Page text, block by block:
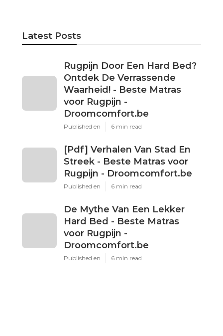
Latest Posts
Rugpijn Door Een Hard Bed?
Ontdek De Verrassende
Waarheid! - Beste Matras
voor Rugpijn -
Droomcomfort.be
Published en 6 min read
[Pdf] Verhalen Van Stad En
Streek - Beste Matras voor
Rugpijn - Droomcomfort.be
Published en 6 min read
De Mythe Van Een Lekker
Hard Bed - Beste Matras
voor Rugpijn -
Droomcomfort.be
Published en 6 min read